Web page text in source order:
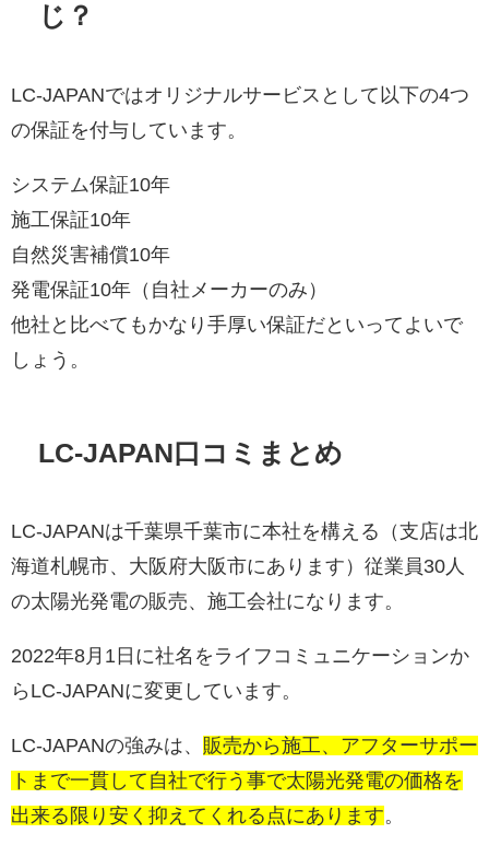
じ？
LC-JAPANではオリジナルサービスとして以下の4つ
の保証を付与しています。
システム保証10年
施工保証10年
自然災害補償10年
発電保証10年（自社メーカーのみ）
他社と比べてもかなり手厚い保証だといってよいで
しょう。
LC-JAPAN口コミまとめ
LC-JAPANは千葉県千葉市に本社を構える（支店は北
海道札幌市、大阪府大阪市にあります）従業員30人
の太陽光発電の販売、施工会社になります。
2022年8月1日に社名をライフコミュニケーションか
らLC-JAPANに変更しています。
LC-JAPANの強みは、 販売から施工、アフターサポー
トまで一貫して自社で行う事で太陽光発電の価格を
出来る限り安く抑えてくれる点にあります。